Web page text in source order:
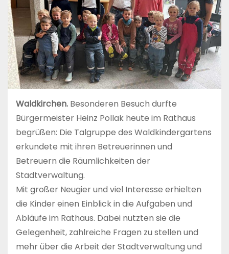
Waldkirchen. Besonderen Besuch durfte
Bürgermeister Heinz Pollak heute im Rathaus
begrüßen: Die Talgruppe des Waldkindergartens
erkundete mit ihren Betreuerinnen und
Betreuern die Räumlichkeiten der
Stadtverwaltung.
Mit großer Neugier und viel Interesse erhielten
die Kinder einen Einblick in die Aufgaben und
Abläufe im Rathaus. Dabei nutzten sie die
Gelegenheit, zahlreiche Fragen zu stellen und
mehr über die Arbeit der Stadtverwaltung und